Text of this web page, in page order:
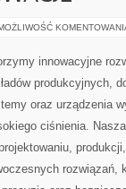
innowacyjne
produkcyjnych,
oraz urządzenia
ciśnienia.
rozwiązań,